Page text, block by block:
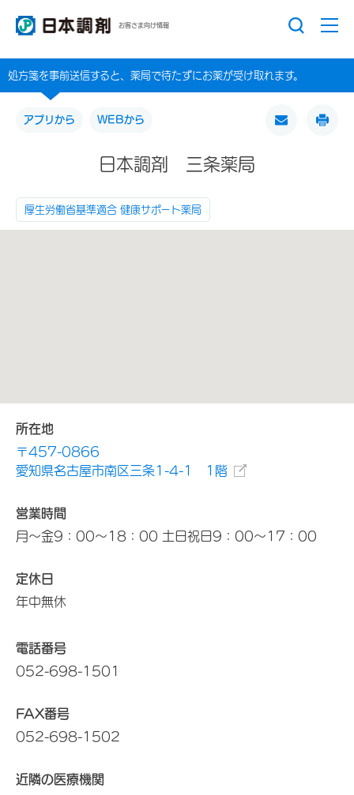
お客さま向け情報
処方箋を事前送信すると、薬局で待たずにお薬が受け取れます。
アプリから WEBから
日本調剤 三条薬局
厚生労働省基準適合 健康サポート薬局
所在地
〒457-0866
愛知県名古屋市南区三条1-4-1 1階
営業時間
月～金9：00～18：00 土日祝日9：00～17：00
定休日
年中無休
電話番号
052-698-1501
FAX番号
052-698-1502
近隣の医療機関